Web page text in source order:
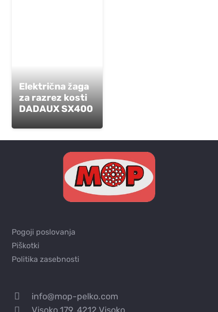
Električna žaga
za razrez kosti
DADAUX SX400
Pogoji poslovanja
Piškotki
Politika zasebnosti
info@mop-pelko.com